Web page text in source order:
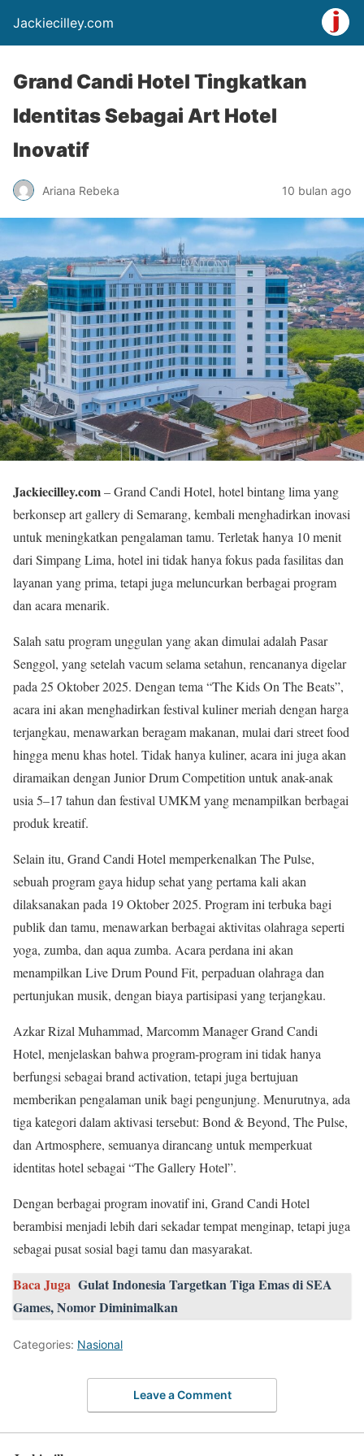
Jackiecilley.com
Grand Candi Hotel Tingkatkan
Identitas Sebagai Art Hotel
Inovatif
Ariana Rebeka 10 bulan ago
Jackiecilley.com– Grand Candi Hotel, hotel bintang lima yang
berkonsep art gallery di Semarang, kembali menghadirkan inovasi
untuk meningkatkan pengalaman tamu. Terletak hanya 10 menit
dari Simpang Lima, hotel ini tidak hanya fokus pada fasilitas dan
layanan yang prima, tetapi juga meluncurkan berbagai program
dan acara menarik.
Salah satu program unggulan yang akan dimulai adalah Pasar
Senggol, yang setelah vacum selama setahun, rencananya digelar
pada 25 Oktober 2025. Dengan tema “The Kids On The Beats”,
acara ini akan menghadirkan festival kuliner meriah dengan harga
terjangkau, menawarkan beragam makanan, mulai dari street food
hingga menu khas hotel. Tidak hanya kuliner, acara ini juga akan
diramaikan dengan Junior Drum Competition untuk anak-anak
usia 5–17 tahun dan festival UMKM yang menampilkan berbagai
produk kreatif.
Selain itu, Grand Candi Hotel memperkenalkan The Pulse,
sebuah program gaya hidup sehat yang pertama kali akan
dilaksanakan pada 19 Oktober 2025. Program ini terbuka bagi
publik dan tamu, menawarkan berbagai aktivitas olahraga seperti
yoga, zumba, dan aqua zumba. Acara perdana ini akan
menampilkan Live Drum Pound Fit, perpaduan olahraga dan
pertunjukan musik, dengan biaya partisipasi yang terjangkau.
Azkar Rizal Muhammad, Marcomm Manager Grand Candi
Hotel, menjelaskan bahwa program-program ini tidak hanya
berfungsi sebagai brand activation, tetapi juga bertujuan
memberikan pengalaman unik bagi pengunjung. Menurutnya, ada
tiga kategori dalam aktivasi tersebut: Bond & Beyond, The Pulse,
dan Artmosphere, semuanya dirancang untuk memperkuat
identitas hotel sebagai “The Gallery Hotel”.
Dengan berbagai program inovatif ini, Grand Candi Hotel
berambisi menjadi lebih dari sekadar tempat menginap, tetapi juga
sebagai pusat sosial bagi tamu dan masyarakat.
Baca Juga Gulat Indonesia Targetkan Tiga Emas di SEA
Games, Nomor Diminimalkan
Categories: Nasional
Leave a Comment